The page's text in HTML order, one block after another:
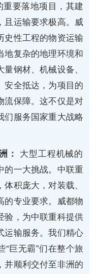
重要落地项目，其建
且运输要求极高。威
史性工程的物资运输
地复杂的地理环境和
钢材、机械设备、
安全抵达，为项目的
流保障。这不仅是对
们服务国家重大战略
： 大型工程机械的
的一大挑战。中联重
积庞大，对装载、
的专业要求。威都物
验，为中联重科提供
运输服务。我们精心
“巨无霸”们在整个旅
并顺利交付至非洲的